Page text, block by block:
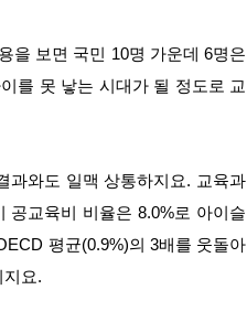
을 보면 국민 10명 가운데 6명은
를 못 낳는 시대가 될 정도로 교
과와도 일맥 상통하지요. 교육과
공교육비 비율은 8.0%로 아이슬
평균(0.9%)의 3배를 웃돌아
지요.